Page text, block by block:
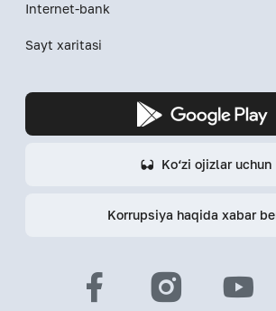
Internet-bank
Sayt xaritasi
Ko‘zi ojizlar uchun
Korrupsiya haqida xabar